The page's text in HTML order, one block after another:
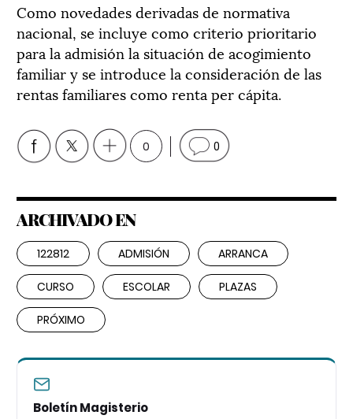
Como novedades derivadas de normativa
nacional, se incluye como criterio prioritario
para la admisión la situación de acogimiento
familiar y se introduce la consideración de las
rentas familiares como renta per cápita.
0 0
ARCHIVADO EN
122812 ADMISIÓN ARRANCA
CURSO ESCOLAR PLAZAS
PRÓXIMO
Boletín Magisterio